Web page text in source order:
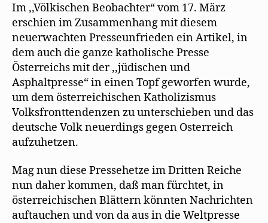
Im ,,Völkischen Beobachter“ vom 17. März
erschien im Zusammenhang mit diesem
neuerwachten Presseunfrieden ein Artikel, in
dem auch die ganze katholische Presse
Österreichs mit der ,,jüdischen und
Asphaltpresse“ in einen Topf geworfen wurde,
um dem österreichischen Katholizismus
Volksfronttendenzen zu unterschieben und das
deutsche Volk neuerdings gegen Osterreich
aufzuhetzen.
Mag nun diese Pressehetze im Dritten Reiche
nun daher kommen, daß man fürchtet, in
österreichischen Blättern könnten Nachrichten
auftauchen und von da aus in die Weltpresse